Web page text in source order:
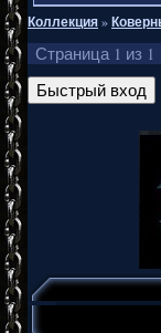
Коллекция»
Страница 1 из 1